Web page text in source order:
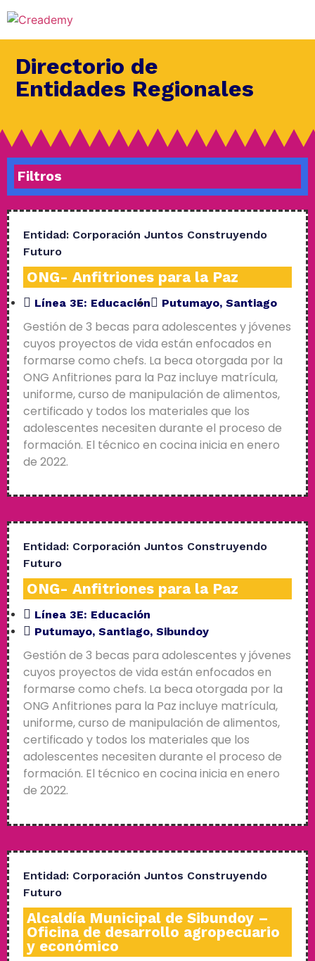
Directorio de
Entidades Regionales
Filtros
Entidad: Corporación Juntos Construyendo
Futuro
ONG- Anfitriones para la Paz
Línea 3E: Educación Putumayo, Santiago
Gestión de 3 becas para adolescentes y jóvenes
cuyos proyectos de vida están enfocados en
formarse como chefs. La beca otorgada por la
ONG Anfitriones para la Paz incluye matrícula,
uniforme, curso de manipulación de alimentos,
certificado y todos los materiales que los
adolescentes necesiten durante el proceso de
formación. El técnico en cocina inicia en enero
de 2022.
Entidad: Corporación Juntos Construyendo
Futuro
ONG- Anfitriones para la Paz
Línea 3E: Educación
Putumayo, Santiago, Sibundoy
Gestión de 3 becas para adolescentes y jóvenes
cuyos proyectos de vida están enfocados en
formarse como chefs. La beca otorgada por la
ONG Anfitriones para la Paz incluye matrícula,
uniforme, curso de manipulación de alimentos,
certificado y todos los materiales que los
adolescentes necesiten durante el proceso de
formación. El técnico en cocina inicia en enero
de 2022.
Entidad: Corporación Juntos Construyendo
Futuro
Alcaldía Municipal de Sibundoy –
Oficina de desarrollo agropecuario
y económico